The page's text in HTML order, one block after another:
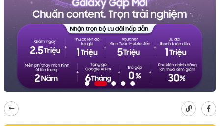
Apple Watch S11 Ốp lưng Pitaka
Osmo Pocket 4 Ốp lưng Apple
Loa Marshall Cốc sạc Apple